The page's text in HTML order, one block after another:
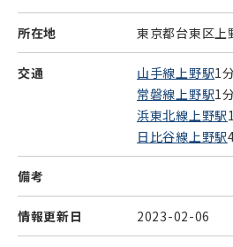
所在地 東京都台東区
交通 山手線上野駅1
常磐線上野駅1
浜東北線上野駅
日比谷線上野駅
備考
情報更新日 2023-02-06